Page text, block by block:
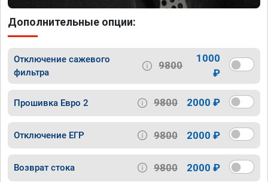
Дополнительные опции:
Отключение сажевого
фильтра
9800
1000
₽
Прошивка Евро 2 9800 2000 ₽
Отключение ЕГР 9800 2000 ₽
Возврат стока 9800 2000 ₽